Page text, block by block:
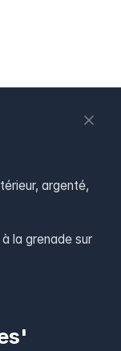
argenté,
la grenade sur